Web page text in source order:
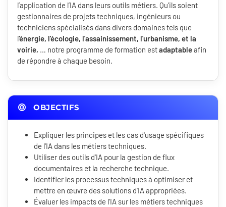
l’application de l’IA dans leurs outils métiers. Qu’ils soient
gestionnaires de projets techniques, ingénieurs ou
techniciens spécialisés dans divers domaines tels que
l'énergie, l'écologie, l'assainissement, l'urbanisme, et la
voirie, … notre programme de formation estadaptableafin
de répondre à chaque besoin.
OBJECTIFS
Expliquer les principes et les cas d'usage spécifiques
de l'IA dans les métiers techniques.
Utiliser des outils d'IA pour la gestion de flux
documentaires et la recherche technique.
Identifier les processus techniques à optimiser et
mettre en œuvre des solutions d'IA appropriées.
Évaluer les impacts de l'IA sur les métiers techniques